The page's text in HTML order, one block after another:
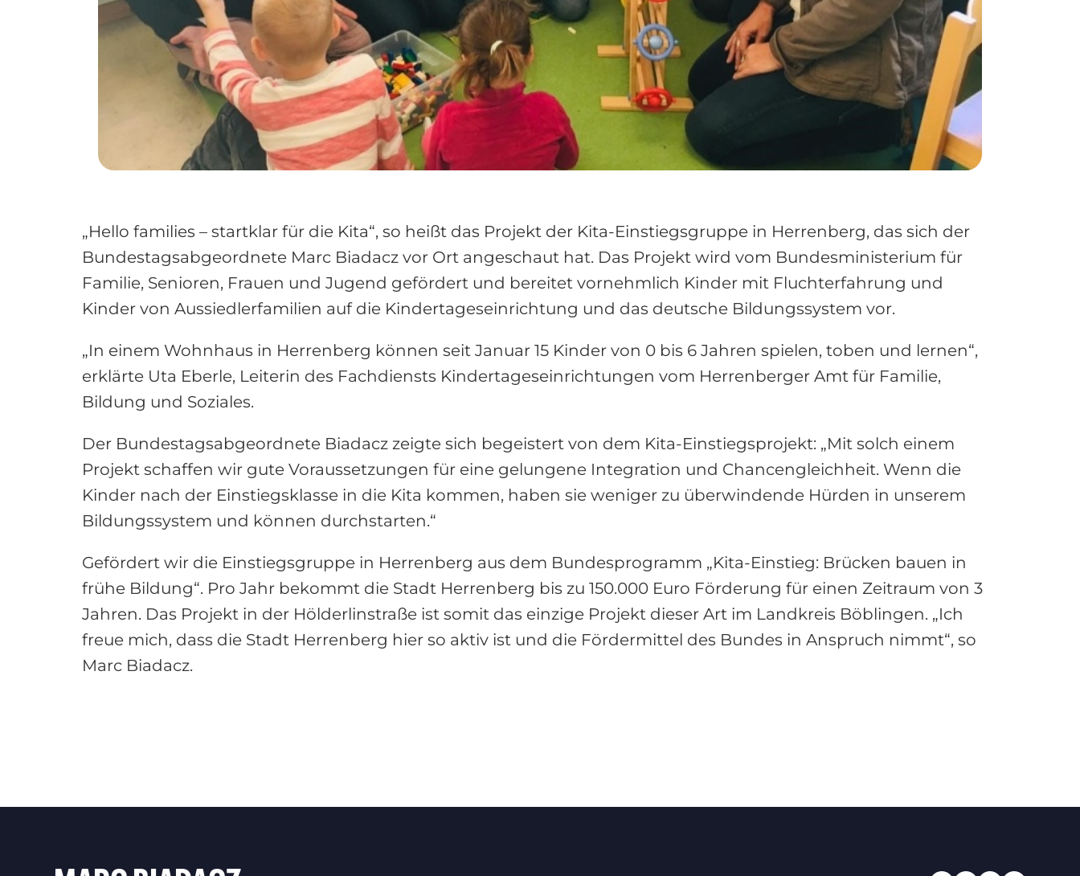
„Hello families – startklar für die Kita“, so heißt das Projekt der Kita-Einstiegsgruppe in Herrenberg, das sich der
Bundestagsabgeordnete Marc Biadacz vor Ort angeschaut hat. Das Projekt wird vom Bundesministerium für
Familie, Senioren, Frauen und Jugend gefördert und bereitet vornehmlich Kinder mit Fluchterfahrung und
Kinder von Aussiedlerfamilien auf die Kindertageseinrichtung und das deutsche Bildungssystem vor.
„In einem Wohnhaus in Herrenberg können seit Januar 15 Kinder von 0 bis 6 Jahren spielen, toben und lernen“,
erklärte Uta Eberle, Leiterin des Fachdiensts Kindertageseinrichtungen vom Herrenberger Amt für Familie,
Bildung und Soziales.
Der Bundestagsabgeordnete Biadacz zeigte sich begeistert von dem Kita-Einstiegsprojekt: „Mit solch einem
Projekt schaffen wir gute Voraussetzungen für eine gelungene Integration und Chancengleichheit. Wenn die
Kinder nach der Einstiegsklasse in die Kita kommen, haben sie weniger zu überwindende Hürden in unserem
Bildungssystem und können durchstarten.“
Gefördert wir die Einstiegsgruppe in Herrenberg aus dem Bundesprogramm „Kita-Einstieg: Brücken bauen in
frühe Bildung“. Pro Jahr bekommt die Stadt Herrenberg bis zu 150.000 Euro Förderung für einen Zeitraum von 3
Jahren. Das Projekt in der Hölderlinstraße ist somit das einzige Projekt dieser Art im Landkreis Böblingen. „Ich
freue mich, dass die Stadt Herrenberg hier so aktiv ist und die Fördermittel des Bundes in Anspruch nimmt“, so
Marc Biadacz.